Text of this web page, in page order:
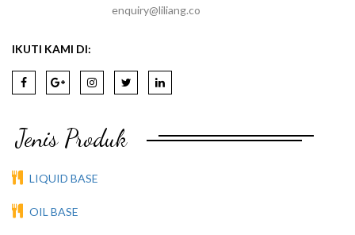
enquiry@liliang.co
IKUTI KAMI DI:
Jenis Produk
LIQUID BASE
OIL BASE